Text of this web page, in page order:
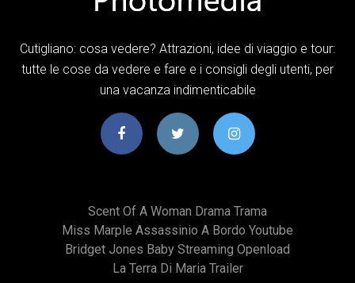
Cutigliano: cosa vedere? Attrazioni, idee di viaggio e tour:
tutte le cose da vedere e fare e i consigli degli utenti, per
una vacanza indimenticabile
Scent Of A Woman Drama Trama
Miss Marple Assassinio A Bordo Youtube
Bridget Jones Baby Streaming Openload
La Terra Di Maria Trailer